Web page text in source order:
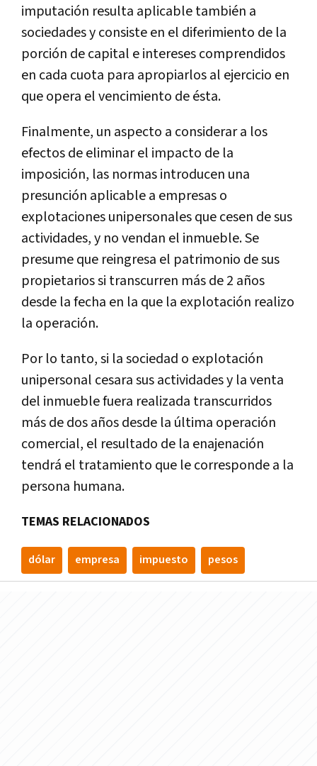
imputación resulta aplicable también a
sociedades y consiste en el diferimiento de la
porción de capital e intereses comprendidos
en cada cuota para apropiarlos al ejercicio en
que opera el vencimiento de ésta.
Finalmente, un aspecto a considerar a los
efectos de eliminar el impacto de la
imposición, las normas introducen una
presunción aplicable a empresas o
explotaciones unipersonales que cesen de sus
actividades, y no vendan el inmueble. Se
presume que reingresa el patrimonio de sus
propietarios si transcurren más de 2 años
desde la fecha en la que la explotación realizo
la operación.
Por lo tanto, si la sociedad o explotación
unipersonal cesara sus actividades y la venta
del inmueble fuera realizada transcurridos
más de dos años desde la última operación
comercial, el resultado de la enajenación
tendrá el tratamiento que le corresponde a la
persona humana.
TEMAS RELACIONADOS
dólar empresa impuesto pesos